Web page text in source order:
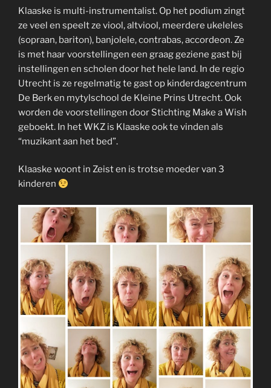
Klaaske is multi-instrumentalist. Op het podium zingt
ze veel en speelt ze viool, altviool, meerdere ukeleles
(sopraan, bariton), banjolele, contrabas, accordeon. Ze
is met haar voorstellingen een graag geziene gast bij
instellingen en scholen door het hele land. In de regio
Utrecht is ze regelmatig te gast op kinderdagcentrum
De Berk en mytylschool de Kleine Prins Utrecht. Ook
worden de voorstellingen door Stichting Make a Wish
geboekt. In het WKZ is Klaaske ook te vinden als
“muzikant aan het bed”.
Klaaske woont in Zeist en is trotse moeder van 3
kinderen